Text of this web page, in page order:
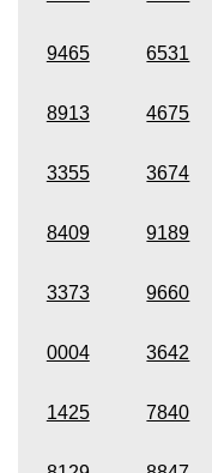
9465 6531
8913 4675
3355 3674
8409 9189
3373 9660
0004 3642
1425 7840